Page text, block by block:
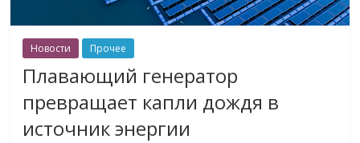
Новости Прочее
Плавающий генератор
превращает капли дождя в
источник энергии